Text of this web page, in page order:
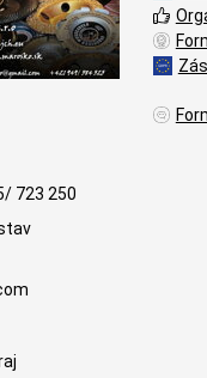
723 250